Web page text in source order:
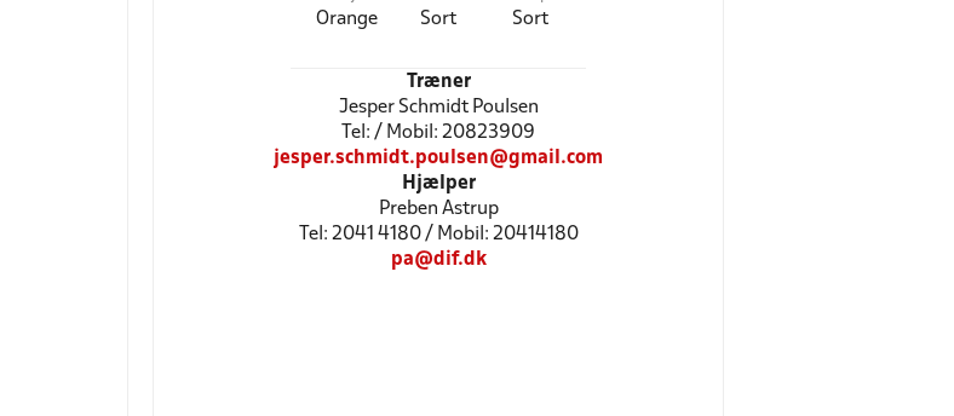
Orange Sort Sort
Træner
Jesper Schmidt Poulsen
Tel: / Mobil: 20823909
jesper.schmidt.poulsen@gmail.com
Hjælper
Preben Astrup
Tel: 2041 4180 / Mobil: 20414180
pa@dif.dk